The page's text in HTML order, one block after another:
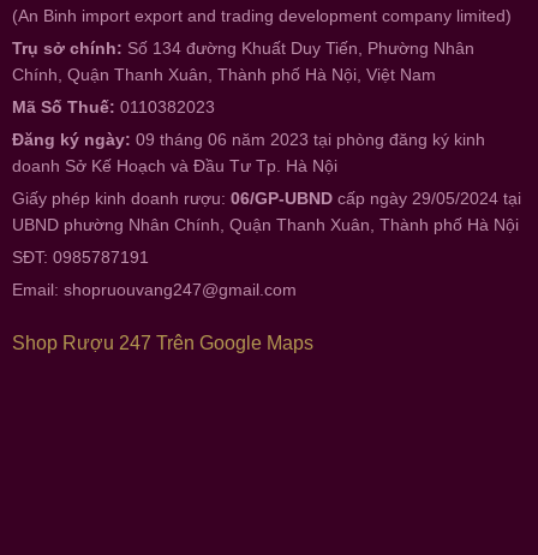
(An Binh import export and trading development company limited)
Trụ sở chính: Số 134 đường Khuất Duy Tiến, Phường Nhân
Chính, Quận Thanh Xuân, Thành phố Hà Nội, Việt Nam
Mã Số Thuế: 0110382023
Đăng ký ngày: 09 tháng 06 năm 2023 tại phòng đăng ký kinh
doanh Sở Kế Hoạch và Đầu Tư Tp. Hà Nội
Giấy phép kinh doanh rượu: 06/GP-UBND cấp ngày 29/05/2024 tại
UBND phường Nhân Chính, Quận Thanh Xuân, Thành phố Hà Nội
SĐT: 0985787191
Email: shopruouvang247@gmail.com
Shop Rượu 247 Trên Google Maps